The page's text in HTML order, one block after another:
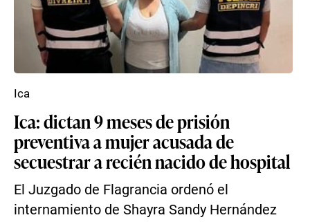
Ica: dictan 9 meses de prisión
preventiva a mujer acusada de
secuestrar a recién nacido de hospital
El Juzgado de Flagrancia ordenó el
internamiento de Shayra Sandy Hernández
Ica